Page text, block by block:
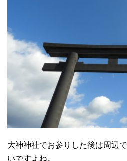
大神神社でお参りした後は周辺
いですよね。